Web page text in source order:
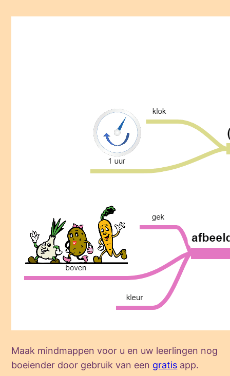
Maak mindmappen voor u en uw leerlingen nog
boeiender door gebruik van een gratis app.